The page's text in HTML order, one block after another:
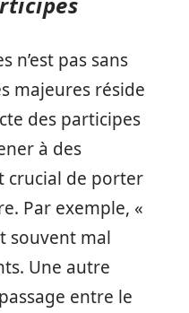
n’est pas sans
majeures réside
des participes
à des
crucial de porter
Par exemple, «
souvent mal
Une autre
entre le